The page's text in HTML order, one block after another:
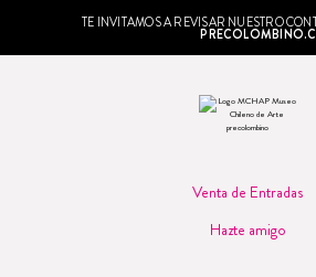
TE INVITAMOS A REVISAR NUESTRO
Venta de Entradas
Hazte amigo